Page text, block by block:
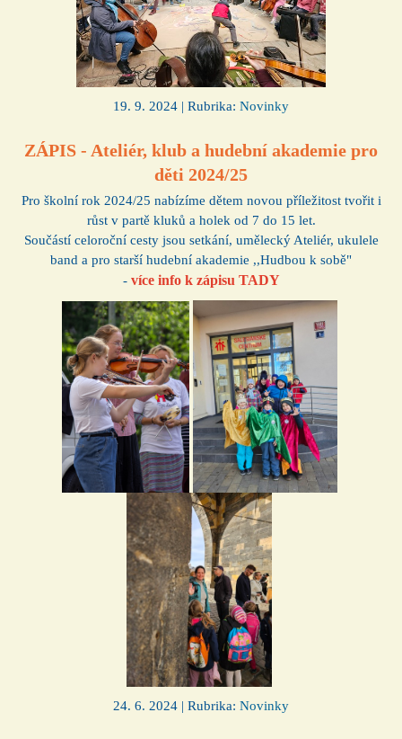
19. 9. 2024 | Rubrika: Novinky
ZÁPIS - Ateliér, klub a hudební akademie pro
děti 2024/25
Pro školní rok 2024/25 nabízíme dětem novou příležitost tvořit i
růst v partě kluků a holek od 7 do 15 let.
Součástí celoroční cesty jsou setkání, umělecký Ateliér, ukulele
band a pro starší hudební akademie ,,Hudbou k sobě"
- více info k zápisu TADY
24. 6. 2024 | Rubrika: Novinky